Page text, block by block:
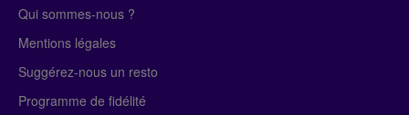
Qui sommes-nous ?
Mentions légales
Suggérez-nous un resto
Programme de fidélité